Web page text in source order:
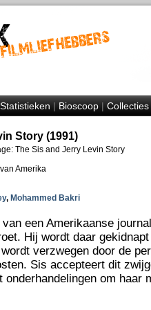
Statistieken|Bioscoop|Collecties
Story (1991)
The Sis and Jerry Levin Story
Amerika
, Mohammed Bakri
een Amerikaanse
Hij wordt daar
verzwegen door de
Sis accepteert dit
onderhandelingen om haar